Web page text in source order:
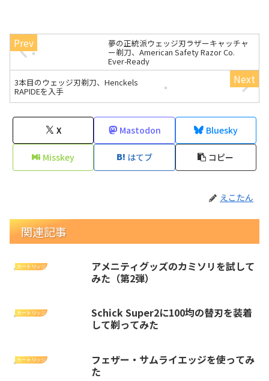
夢の正統派ウェッジ刃ラザーキャッチャ
ー剃刀、American Safety Razor Co.
Ever-Ready
3本目のウェッジ刃剃刀、Henckels
RAPIDEを入手
X Mastodon Bluesky
Misskey はてブ コピー
えこたん
関連記事
カートリッジ
アメニティグッズのカミソリを試して
みた（第2弾）
カートリッジ
Schick Super2に100均の替刃を装着
して剃ってみた
カートリッジ
フェザー・サムライエッジを使ってみ
た